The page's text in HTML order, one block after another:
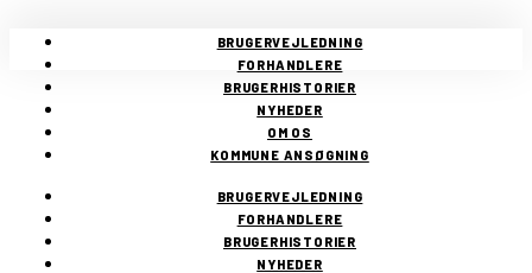
BRUGERVEJLEDNING
FORHANDLERE
BRUGERHISTORIER
NYHEDER
OM OS
KOMMUNE ANSØGNING
BRUGERVEJLEDNING
FORHANDLERE
BRUGERHISTORIER
NYHEDER